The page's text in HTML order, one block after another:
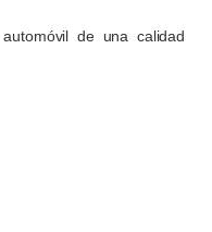
de una calidad